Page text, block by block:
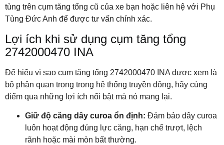
tùng trên cụm tăng tổng cũ của xe bạn hoặc liên hệ với Phụ
Tùng Đức Anh để được tư vấn chính xác.
Lợi ích khi sử dụng cụm tăng tổng
2742000470 INA
Để hiểu vì sao cụm tăng tổng 2742000470 INA được xem là
bộ phận quan trọng trong hệ thống truyền động, hãy cùng
điểm qua những lợi ích nổi bật mà nó mang lại.
Giữ độ căng dây curoa ổn định: Đảm bảo dây curoa
luôn hoạt động đúng lực căng, hạn chế trượt, lệch
rãnh hoặc mài mòn bất thường.